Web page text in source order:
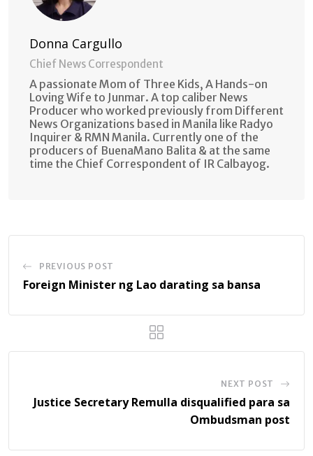
Donna Cargullo
Chief News Correspondent
A passionate Mom of Three Kids, A Hands-on
Loving Wife to Junmar. A top caliber News
Producer who worked previously from Different
News Organizations based in Manila like Radyo
Inquirer & RMN Manila. Currently one of the
producers of BuenaMano Balita & at the same
time the Chief Correspondent of IR Calbayog.
PREVIOUS POST
Foreign Minister ng Lao darating sa bansa
NEXT POST
Justice Secretary Remulla disqualified para sa
Ombudsman post